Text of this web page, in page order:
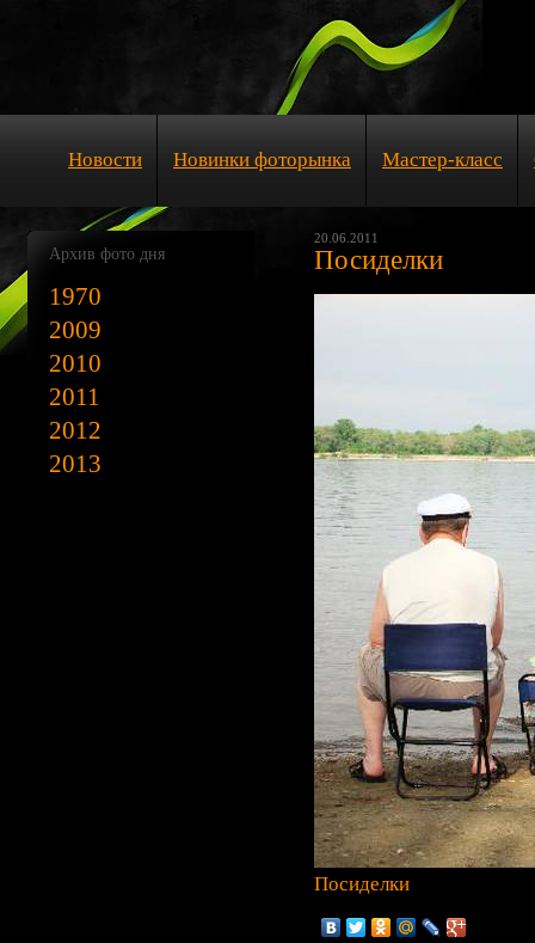
Новости Новинки фоторынка Мастер-класс
20.06.2011
Посиделки
Посиделки
Архив фото дня
1970
2009
2010
2011
2012
2013